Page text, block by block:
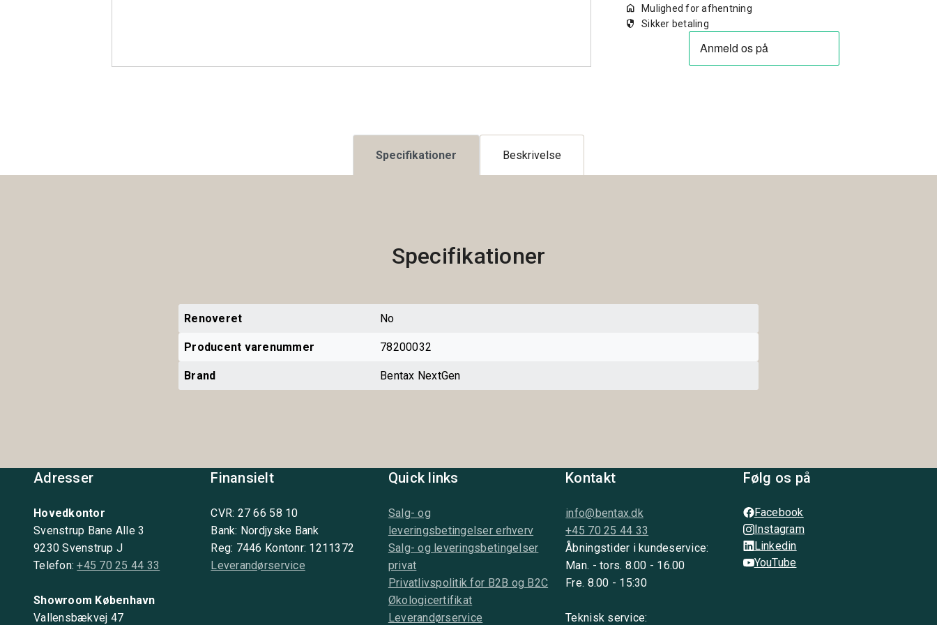
home Mulighed for afhentning
security Sikker betaling
Specifikationer Beskrivelse
Specifikationer
Renoveret No
Producent varenummer 78200032
Brand Bentax NextGen
Adresser
Hovedkontor
Svenstrup Bane Alle 3
9230 Svenstrup J
Telefon:+45 70 25 44 33
Showroom København
Vallensbækvej 47
Finansielt
CVR: 27 66 58 10
Bank: Nordjyske Bank
Reg: 7446 Kontonr: 1211372
Leverandørservice
Quick links
Salg- og
leveringsbetingelser erhverv
Salg- og leveringsbetingelser
privat
Privatlivspolitik for B2B og B2C
Økologicertifikat
Leverandørservice
Kontakt
info@bentax.dk
+45 70 25 44 33
Åbningstider i kundeservice:
Man. - tors. 8.00 - 16.00
Fre. 8.00 - 15:30
Teknisk service:
Følg os på
Facebook
Instagram
Linkedin
YouTube